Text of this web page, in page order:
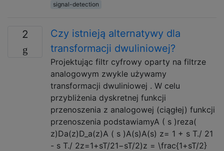
signal-detection
2
Czy istnieją alternatywy dla
transformacji dwuliniowej?
Projektując filtr cyfrowy oparty na filtrze
analogowym zwykle używamy
transformacji dwuliniowej . W celu
przybliżenia dyskretnej funkcji
przenoszenia z analogowej (ciągłej) funkcji
przenoszenia podstawiamyA ( s )reza(
z)Da(z)D_a(z)A ( s )A(s)A(s) z= 1 + s T./ 21
- s T./ 2z=1+sT/21−sT/2)z = \frac{1+sT/2}